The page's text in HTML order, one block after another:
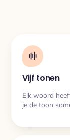
Vijf tonen
Elk woord
je de toon